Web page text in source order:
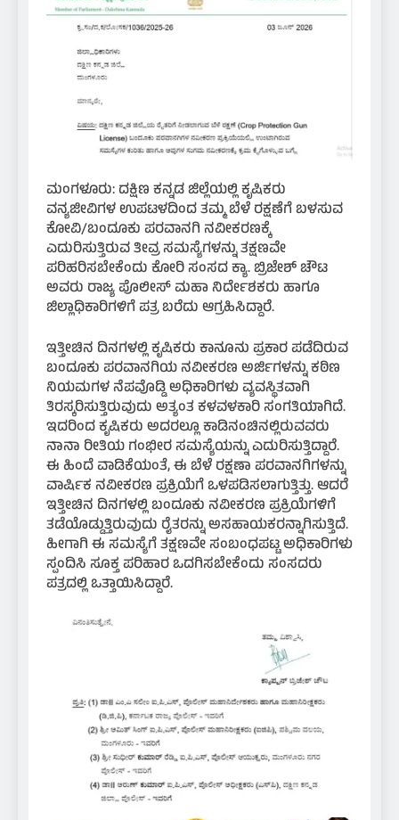
ಮಂಗಳೂರು: ದಕ್ಷಿಣ ಕನ್ನಡ ಜಿಲ್ಲೆಯಲ್ಲಿ ಕೃಷಿಕರು
ವನ್ಯಜೀವಿಗಳ ಉಪಟಳದಿಂದ ತಮ್ಮ ಬೆಳೆ ರಕ್ಷಣೆಗೆ ಬಳಸುವ
ಕೋವಿ/ಬಂದೂಕು ಪರವಾನಗಿ ನವೀಕರಣಕ್ಕೆ
ಎದುರಿಸುತ್ತಿರುವ ತೀವ್ರ ಸಮಸ್ಯೆಗಳನ್ನು ತಕ್ಷಣವೇ
ಪರಿಹರಿಸಬೇಕೆಂದು ಕೋರಿ ಸಂಸದ ಕ್ಯಾ. ಬ್ರಿಜೇಶ್ ಚೌಟ
ಅವರು ರಾಜ್ಯ ಪೊಲೀಸ್ ಮಹಾ ನಿರ್ದೇಶಕರು ಹಾಗೂ
ಜಿಲ್ಲಾಧಿಕಾರಿಗಳಿಗೆ ಪತ್ರ ಬರೆದು ಆಗ್ರಹಿಸಿದ್ದಾರೆ.
ಇತ್ತೀಚಿನ ದಿನಗಳಲ್ಲಿ ಕೃಷಿಕರು ಕಾನೂನು ಪ್ರಕಾರ ಪಡೆದಿರುವ
ಬಂದೂಕು ಪರವಾನಗಿಯ ನವೀಕರಣ ಅರ್ಜಿಗಳನ್ನು ಕಠಿಣ
ನಿಯಮಗಳ ನೆಪವೊಡ್ಡಿ ಅಧಿಕಾರಿಗಳು ವ್ಯವಸ್ಥಿತವಾಗಿ
ತಿರಸ್ಕರಿಸುತ್ತಿರುವುದು ಅತ್ಯಂತ ಕಳವಳಕಾರಿ ಸಂಗತಿಯಾಗಿದೆ.
ಇದರಿಂದ ಕೃಷಿಕರು ಅದರಲ್ಲೂ ಕಾಡಿನಂಚಿನಲ್ಲಿರುವವರು
ನಾನಾ ರೀತಿಯ ಗಂಭೀರ ಸಮಸ್ಯೆಯನ್ನು ಎದುರಿಸುತ್ತಿದ್ದಾರೆ.
ಈ ಹಿಂದೆ ವಾಡಿಕೆಯಂತೆ, ಈ ಬೆಳೆ ರಕ್ಷಣಾ ಪರವಾನಗಿಗಳನ್ನು
ವಾರ್ಷಿಕ ನವೀಕರಣ ಪ್ರಕ್ರಿಯೆಗೆ ಒಳಪಡಿಸಲಾಗುತ್ತಿತ್ತು. ಆದರೆ
ಇತ್ತೀಚಿನ ದಿನಗಳಲ್ಲಿ ಬಂದೂಕು ನವೀಕರಣ ಪ್ರಕ್ರಿಯೆಗಳಿಗೆ
ತಡೆಯೊಡ್ಡುತ್ತಿರುವುದು ರೈತರನ್ನು ಅಸಹಾಯಕರನ್ನಾಗಿಸುತ್ತಿದೆ.
ಹೀಗಾಗಿ ಈ ಸಮಸ್ಯೆಗೆ ತಕ್ಷಣವೇ ಸಂಬಂಧಪಟ್ಟ ಅಧಿಕಾರಿಗಳು
ಸ್ಪಂದಿಸಿ ಸೂಕ್ತ ಪರಿಹಾರ ಒದಗಿಸಬೇಕೆಂದು ಸಂಸದರು
ಪತ್ರದಲ್ಲಿ ಒತ್ತಾಯಿಸಿದ್ದಾರೆ.